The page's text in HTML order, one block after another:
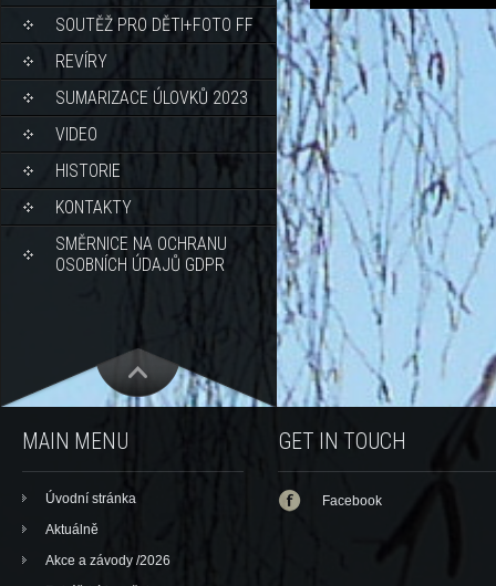
SOUTĚŽ PRO DĚTI+FOTO FF
REVÍRY
SUMARIZACE ÚLOVKŮ 2023
VIDEO
HISTORIE
KONTAKTY
SMĚRNICE NA OCHRANU
OSOBNÍCH ÚDAJŮ GDPR
MAIN MENU
Úvodní stránka
Aktuálně
Akce a závody /2026
GET IN TOUCH
Facebook